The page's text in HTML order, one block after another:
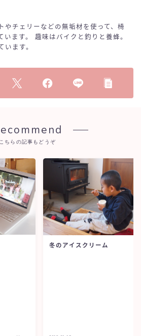
やチェリーなどの無垢材を使って、椅
います。 趣味はバイクと釣りと養蜂。
います。
こちらの記事もどうぞ
冬のアイスクリーム